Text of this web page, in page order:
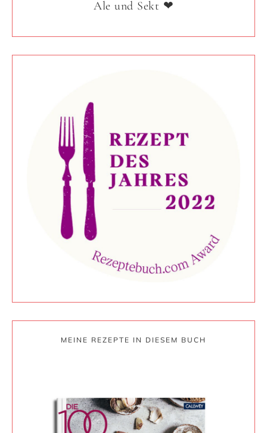
Ale und Sekt ❤
MEINE REZEPTE IN DIESEM BUCH